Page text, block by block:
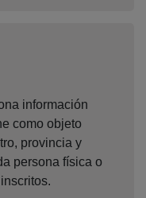
información
como objeto
provincia y
persona física o